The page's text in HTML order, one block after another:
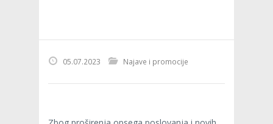
05.07.2023 Najave i promocije